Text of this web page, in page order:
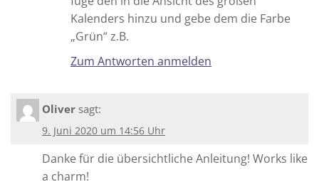
Kalenders hinzu und gebe dem die Farbe
„Grün“ z.B.
Zum Antworten anmelden
Oliver sagt:
9. Juni 2020 um 14:56 Uhr
Danke für die übersichtliche Anleitung! Works like
a charm!